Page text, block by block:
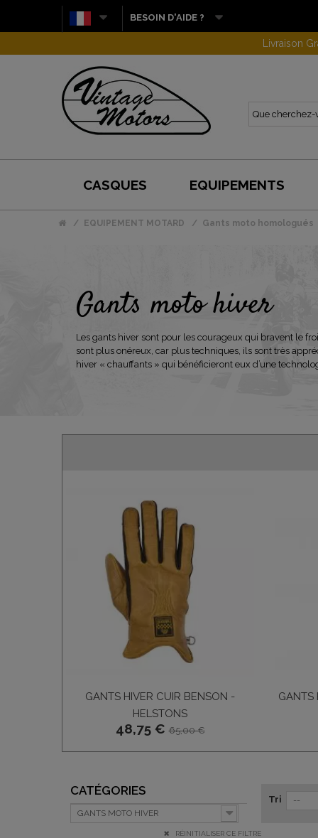
BESOIN D'AIDE ?
Livraison
CASQUES EQUIPEMENTS
EQUIPEMENT MOTARD Gants moto homologués
Gants moto hiver
Les gants hiver sont pour les courageux qui bravent le
sont plus onéreux, car plus techniques, ils sont très
hiver « chauffants » qui bénéficieront eux d’une
GANTS HIVER CUIR BENSON -
HELSTONS
48,75 €65,00 €
GANTS
CATÉGORIES
GANTS MOTO HIVER
RÉINITIALISER CE FILTRE
Tri --